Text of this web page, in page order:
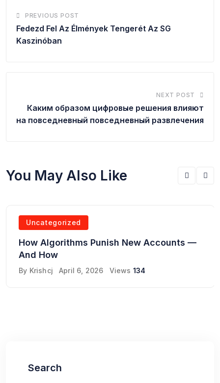
PREVIOUS POST
Fedezd Fel Az Élmények Tengerét Az SG
Kaszinóban
NEXT POST
Каким образом цифровые решения влияют
на повседневный повседневный развлечения
You May Also Like
Uncategorized
How Algorithms Punish New Accounts —
And How
By Krishcj April 6, 2026 Views 134
Search